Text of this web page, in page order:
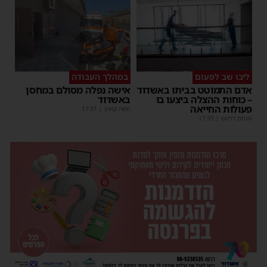
ליבו שב לפעום
אדם התמוטט בביתו באשדוד
– כוחות ההצלה ביצעו בו
פעולות החייאה
מנחם דויטש |
17:35
במהלך העבודה
אישה נפלה מסולם במחסן
באשדוד
משה קאהן |
17:31